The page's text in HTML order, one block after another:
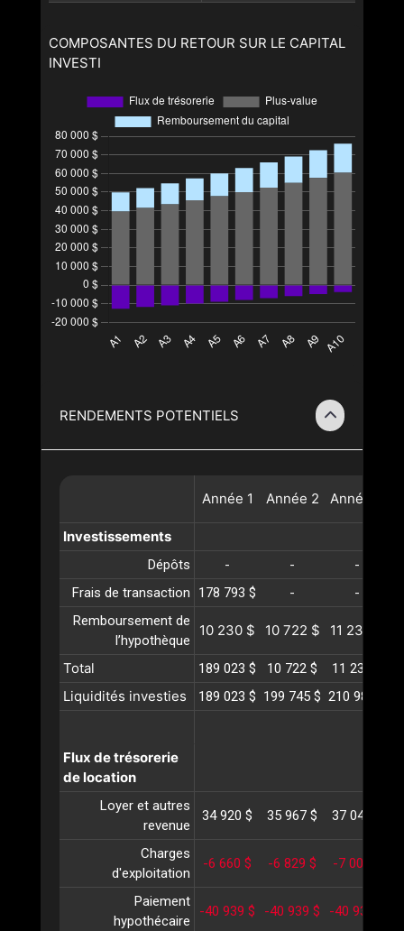
COMPOSANTES DU RETOUR SUR LE CAPITAL
INVESTI
RENDEMENTS POTENTIELS
Année 1 Année 2 Année
Investissements
Dépôts - -
-
Frais de transaction
178 793 $ -
-
Remboursement de
l’hypothèque
10 230 $ 10 722 $ 11 237 $
Total 189 023 $ 10 722 $ 11 237 $
Liquidités investies 189 023 $ 199 745 $ 210 982 $
Flux de trésorerie
de location
Loyer et autres
revenue
34 920 $ 35 967 $ 37 046 $
Charges
d'exploitation
-6 660 $ -6 829 $ -7 002 $
Paiement
hypothécaire
-40 939 $ -40 939 $ -40 939 $